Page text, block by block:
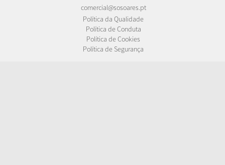
comercial@sosoares.pt
Política da Qualidade
Política de Conduta
Política de Cookies
Política de Segurança